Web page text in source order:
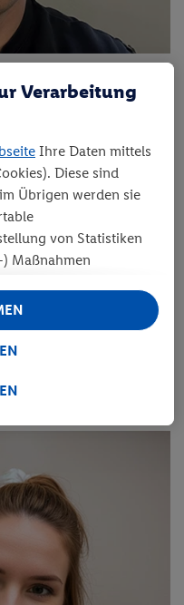
- gerne auch ein
einer Person
sind
von ihren
Verarbeitung
Ihre Daten mittels
Diese sind
Übrigen werden sie
von Statistiken
Maßnahmen
Schutzniveau
nur den Einsatz
Unter „Anpassen“
jederzeitigen
finden Sie